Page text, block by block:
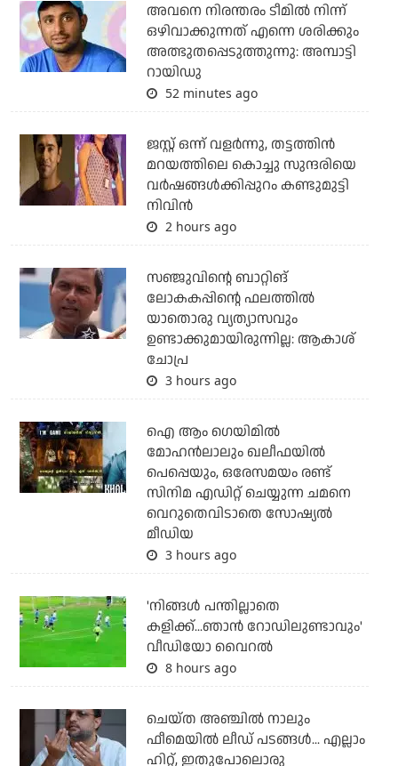
അവനെ നിരന്തരം ടീമില്‍ നിന്ന്
ഒഴിവാക്കുന്നത് എന്നെ ശരിക്കും
അത്ഭുതപ്പെടുത്തുന്നു: അമ്പാട്ടി
റായിഡു
52 minutes ago
ജസ്റ്റ് ഒന്ന് വളര്‍ന്നു, തട്ടത്തിന്‍
മറയത്തിലെ കൊച്ചു സുന്ദരിയെ
വര്‍ഷങ്ങള്‍ക്കിപ്പുറം കണ്ടുമുട്ടി
നിവിന്‍
2 hours ago
സഞ്ജുവിന്റെ ബാറ്റിങ്
ലോകകപ്പിന്റെ ഫലത്തില്‍
യാതൊരു വ്യത്യാസവും
ഉണ്ടാക്കുമായിരുന്നില്ല: ആകാശ്
ചോപ്ര
3 hours ago
ഐ ആം ഗെയിമില്‍
മോഹന്‍ലാലും ഖലീഫയില്‍
പെപ്പെയും, ഒരേസമയം രണ്ട്
സിനിമ എഡിറ്റ് ചെയ്യുന്ന ചമനെ
വെറുതെവിടാതെ സോഷ്യല്‍
മീഡിയ
3 hours ago
'നിങ്ങള്‍ പന്തില്ലാതെ
കളിക്ക്...ഞാന്‍ റോഡിലുണ്ടാവും'
വീഡിയോ വൈറല്‍
8 hours ago
ചെയ്ത അഞ്ചില്‍ നാലും
ഫീമെയില്‍ ലീഡ് പടങ്ങള്‍... എല്ലാം
ഹിറ്റ്, ഇതുപോലൊരു